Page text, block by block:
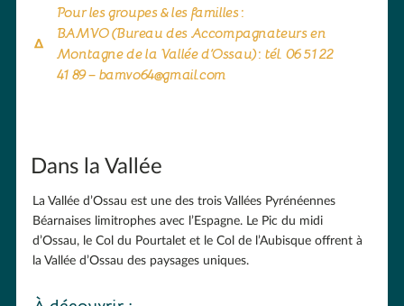
Pour les groupes & les familles :
BAMVO (Bureau des Accompagnateurs en
Montagne de la Vallée d’Ossau) : tél. 06 51 22
41 89 – bamvo64@gmail.com
Dans la Vallée
La Vallée d’Ossau est une des trois Vallées Pyrénéennes
Béarnaises limitrophes avec l’Espagne. Le Pic du midi
d’Ossau, le Col du Pourtalet et le Col de l’Aubisque offrent à
la Vallée d’Ossau des paysages uniques.